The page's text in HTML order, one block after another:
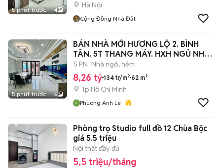
5 phút trước 4
Hà Nội
Cộng Đồng Nhà Đất
5 phút trước 5
BÁN NHÀ MỚI HƯƠNG LỘ 2. BÌNH
TÂN. 5T THANG MÁY. HXH NGỦ NHÀ.
Ở NGAY
5 PN Nhà ngõ, hẻm
8,26 tỷ 134 tr/m² 62 m²
Tp Hồ Chí Minh
Phuong Anh Le
Phòng trọ Studio full đồ 12 Chùa Bộc
giá 5.5 triệu
Nội thất đầy đủ
5,5 triệu/tháng